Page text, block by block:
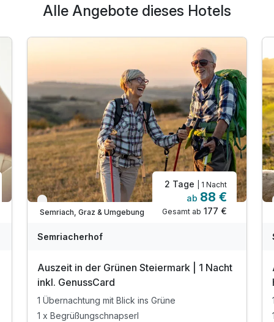
Alle Angebote dieses Hotels
Verfügbar bis Dezember
Semriach, Graz & Umgebung
2 Tage | 1 Nacht
ab 88 €
Gesamt ab 177 €
Semriacherhof
Auszeit in der Grünen Steiermark | 1 Nacht
inkl. GenussCard
1 Übernachtung mit Blick ins Grüne
1 x Begrüßungschnapserl